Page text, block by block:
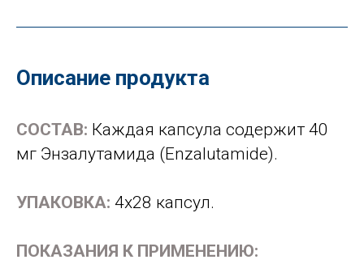
Описание продукта
СОСТАВ: Каждая капсула содержит 40
мг Энзалутамида (Enzalutamide).
УПАКОВКА: 4x28 капсул.
ПОКАЗАНИЯ К ПРИМЕНЕНИЮ: